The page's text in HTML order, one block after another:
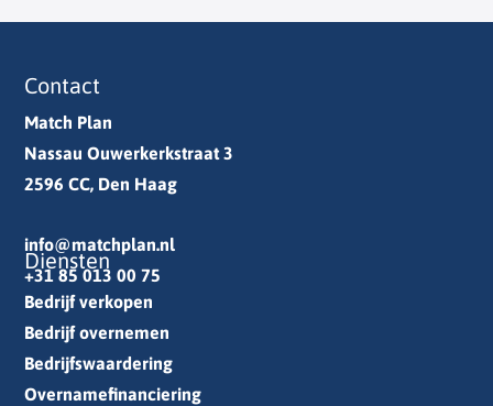
Contact
Match Plan
Nassau Ouwerkerkstraat 3
2596 CC, Den Haag
info@matchplan.nl
+31 85 013 00 75
Diensten
Bedrijf verkopen
Bedrijf overnemen
Bedrijfswaardering
Overnamefinanciering